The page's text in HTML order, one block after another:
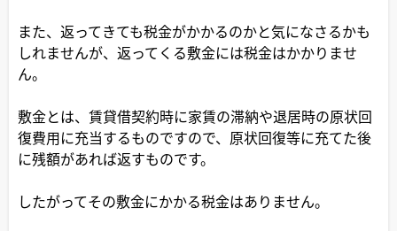
また、返ってきても税金がかかるのかと気になさるかも
しれませんが、返ってくる敷金には税金はかかりませ
ん。
敷金とは、賃貸借契約時に家賃の滞納や退居時の原状回
復費用に充当するものですので、原状回復等に充てた後
に残額があれば返すものです。
したがってその敷金にかかる税金はありません。